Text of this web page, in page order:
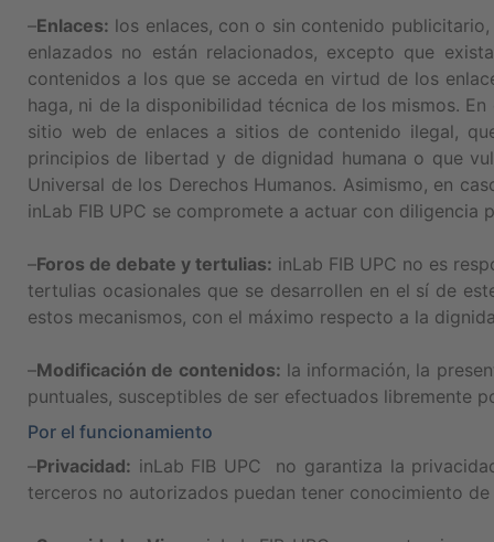
–Enlaces: los enlaces, con o sin contenido
enlazados no están relacionados, excepto que
contenidos a los que se acceda en virtud de los
haga, ni de la disponibilidad técnica de los mismos.
sitio web de enlaces a sitios de contenido ilegal,
principios de libertad y de dignidad humana o que
Universal de los Derechos Humanos. Asimismo, en
inLab FIB UPC se compromete a actuar con diligencia
–Foros de debate y tertulias: inLab FIB UPC no es
tertulias ocasionales que se desarrollen en el sí de
estos mecanismos, con el máximo respecto a la
–Modificación de contenidos: la información, la
puntuales, susceptibles de ser efectuados libremente
Por el funcionamiento
–Privacidad: inLab FIB UPC no garantiza la
terceros no autorizados puedan tener conocimiento